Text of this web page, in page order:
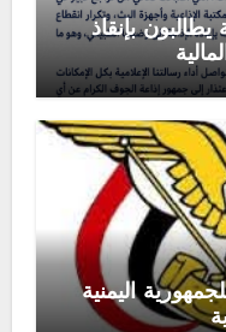
بإنقاذ
اليمنية